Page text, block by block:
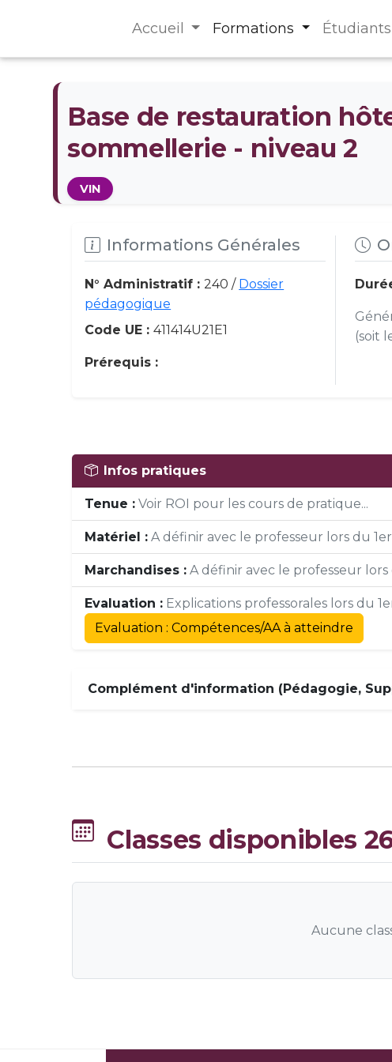
Accueil Formations Étudiants
Base de restauration
sommellerie - niveau 2
VIN
Informations Générales
N° Administratif :240 / Dossier
pédagogique
Code UE :411414U21E1
Prérequis :
(soit
Infos pratiques
Tenue : Voir ROI pour les cours de pratique...
Matériel : A définir avec le professeur lors du 1er
Marchandises : A définir avec le professeur lors
Evaluation : Explications professorales lors du
Evaluation : Compétences/AA à atteindre
Complément d'information (Pédagogie,
Classes disponibles
Aucune